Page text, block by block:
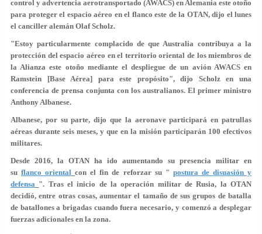
control y advertencia aerotransportado (AWACS) en Alemania este otoño
para proteger el espacio aéreo en el flanco este de la OTAN, dijo el lunes
el canciller alemán Olaf Scholz.
"Estoy particularmente complacido de que Australia contribuya a la
protección del espacio aéreo en el territorio oriental de los miembros de
la Alianza este otoño mediante el despliegue de un avión AWACS en
Ramstein [Base Aérea] para este propósito", dijo Scholz en una
conferencia de prensa conjunta con los australianos. El primer ministro
Anthony Albanese.
Albanese, por su parte, dijo que la aeronave participará en patrullas
aéreas durante seis meses, y que en la misión participarán 100 efectivos
militares.
Desde 2016, la OTAN ha ido aumentando su presencia militar en
suflanco oriental con el fin de reforzar su " postura de disuasión y
defensa ". Tras el inicio de la operación militar de Rusia, la OTAN
decidió, entre otras cosas, aumentar el tamaño de sus grupos de batalla
de batallones a brigadas cuando fuera necesario, y comenzó a desplegar
fuerzas adicionales en la zona.